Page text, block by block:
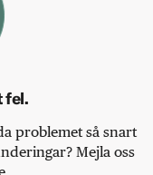
fel.
problemet så snart
Mejla oss